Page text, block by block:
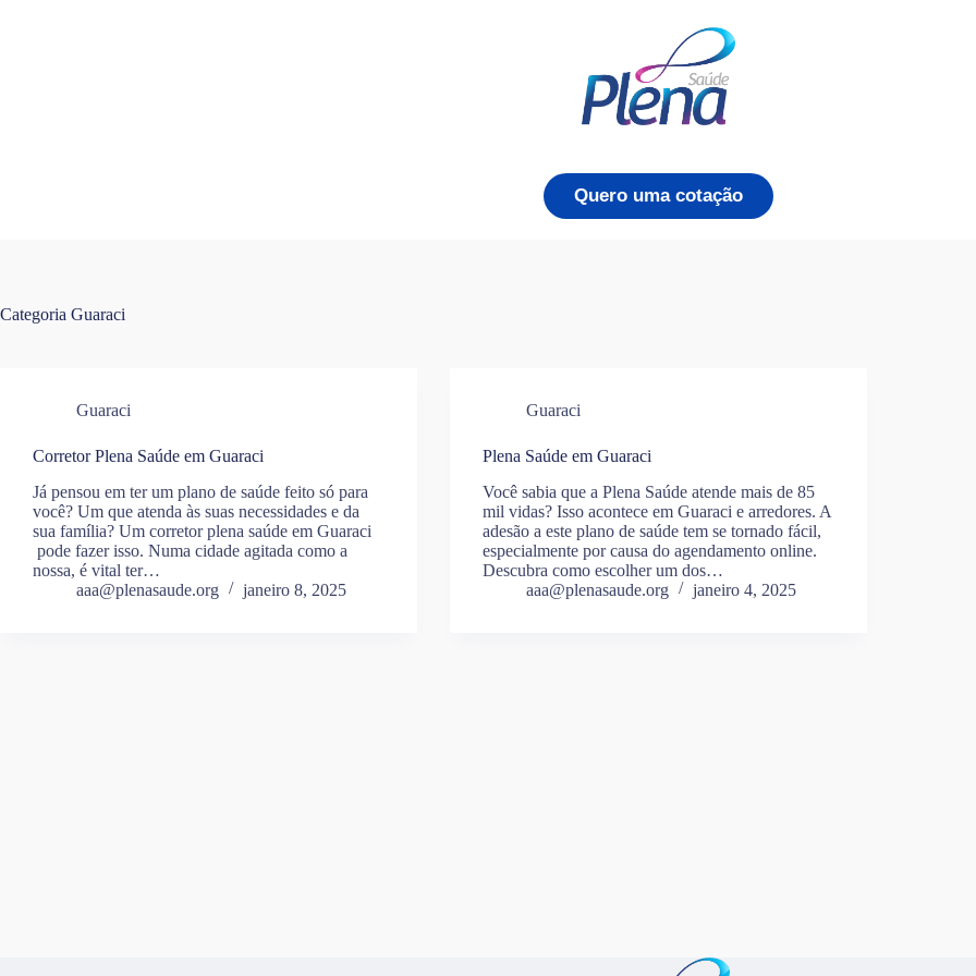
Quero uma cotação
Categoria Guaraci
Guaraci
Corretor Plena Saúde em Guaraci
Já pensou em ter um plano de saúde feito só para
você? Um que atenda às suas necessidades e da
sua família? Um corretor plena saúde em Guaraci
pode fazer isso. Numa cidade agitada como a
nossa, é vital ter…
aaa@plenasaude.org
janeiro 8, 2025
Guaraci
Plena Saúde em Guaraci
Você sabia que a Plena Saúde atende mais de 85
mil vidas? Isso acontece em Guaraci e arredores. A
adesão a este plano de saúde tem se tornado fácil,
especialmente por causa do agendamento online.
Descubra como escolher um dos…
aaa@plenasaude.org
janeiro 4, 2025